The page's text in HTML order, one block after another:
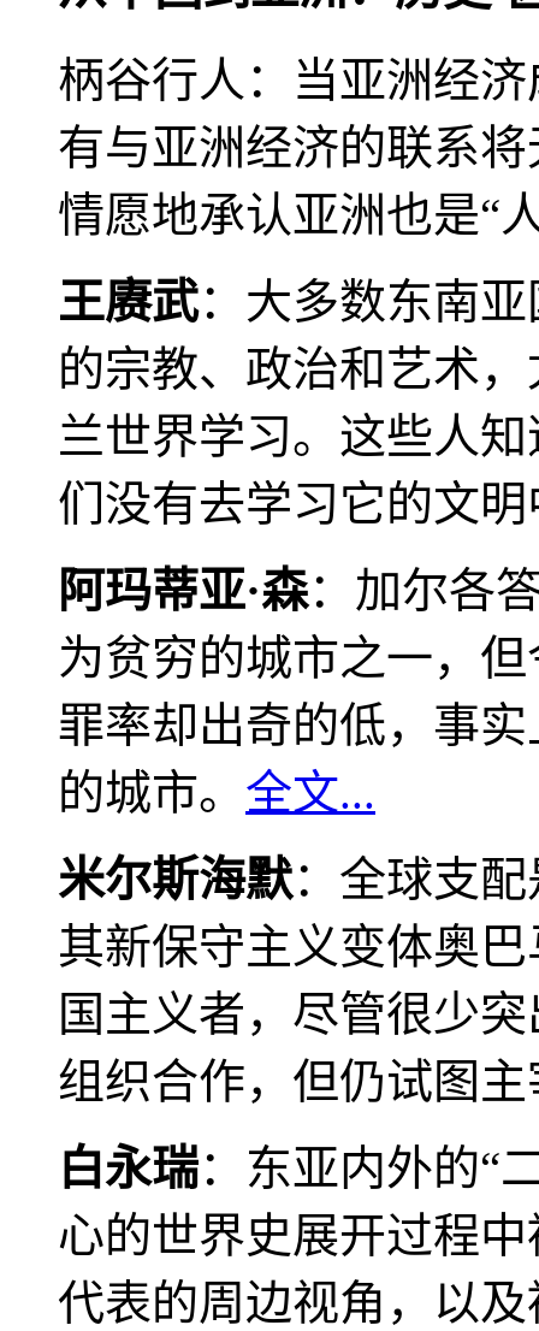
柄谷行人：当亚洲经
有与亚洲经济的联系
情愿地承认亚洲也是“
王赓武：大多数东南
的宗教、政治和艺术
兰世界学习。这些人
们没有去学习它的文
阿玛蒂亚·森：加尔各
为贫穷的城市之一，
罪率却出奇的低，事
的城市。 全文...
米尔斯海默：全球支
其新保守主义变体奥
国主义者，尽管很少
组织合作，但仍试图
白永瑞：东亚内外的“
心的世界史展开过程
代表的周边视角，以